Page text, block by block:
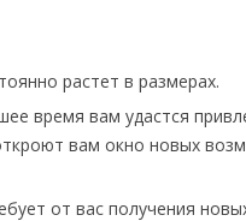
растет в размерах.
время вам удастся
вам окно новых
от вас получения